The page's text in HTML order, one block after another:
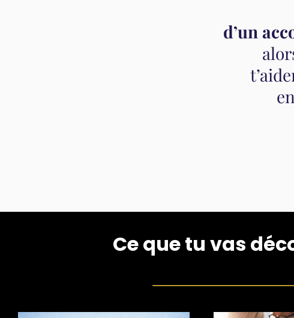
d’un
Ce que tu vas